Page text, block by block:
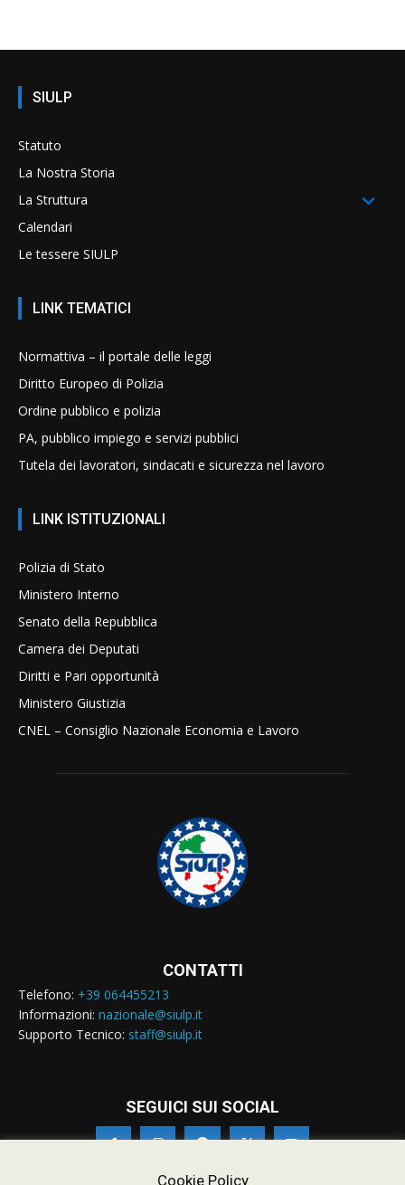
SIULP
Statuto
La Nostra Storia
La Struttura
Calendari
Le tessere SIULP
LINK TEMATICI
Normattiva – il portale delle leggi
Diritto Europeo di Polizia
Ordine pubblico e polizia
PA, pubblico impiego e servizi pubblici
Tutela dei lavoratori, sindacati e sicurezza nel lavoro
LINK ISTITUZIONALI
Polizia di Stato
Ministero Interno
Senato della Repubblica
Camera dei Deputati
Diritti e Pari opportunità
Ministero Giustizia
CNEL – Consiglio Nazionale Economia e Lavoro
CONTATTI
Telefono: +39 064455213
Informazioni: nazionale@siulp.it
Supporto Tecnico: staff@siulp.it
SEGUICI SUI SOCIAL
Cookie Policy